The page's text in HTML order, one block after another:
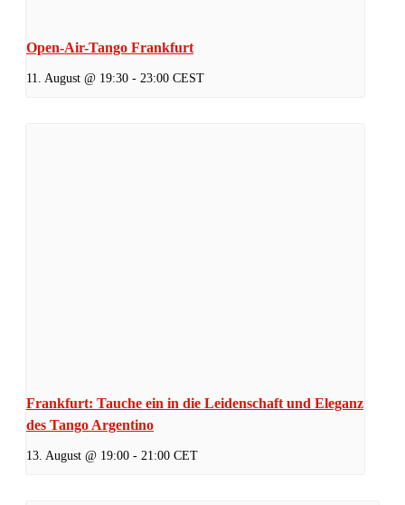
Open-Air-Tango Frankfurt
11. August @ 19:30 - 23:00 CEST
Frankfurt: Tauche ein in die Leidenschaft und Eleganz
des Tango Argentino
13. August @ 19:00 - 21:00 CET